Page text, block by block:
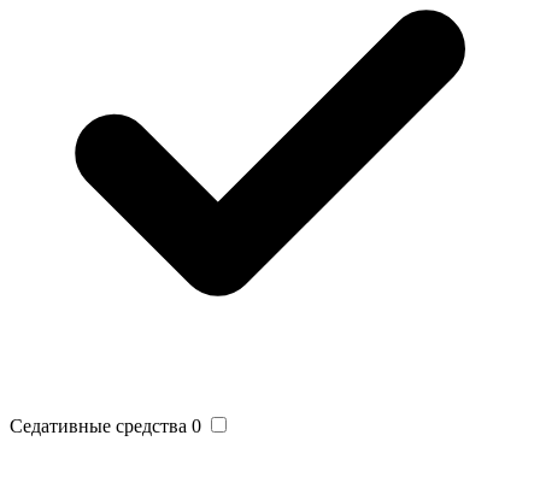
Седативные средства 0